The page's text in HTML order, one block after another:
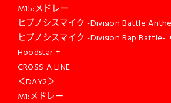
M15:メドレー
ヒプノシスマイク -Division Battle
ヒプノシスマイク -Division Rap Battle-
Hoodstar +
CROSS A LINE
＜DAY2＞
M1:メドレー